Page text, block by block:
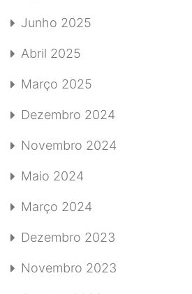
Junho 2025
Abril 2025
Março 2025
Dezembro 2024
Novembro 2024
Maio 2024
Março 2024
Dezembro 2023
Novembro 2023